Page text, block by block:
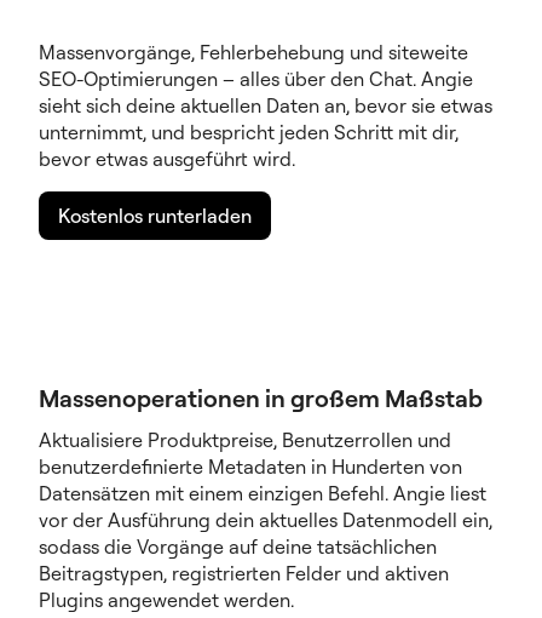
Massenvorgänge, Fehlerbehebung und siteweite
SEO-Optimierungen – alles über den Chat. Angie
sieht sich deine aktuellen Daten an, bevor sie etwas
unternimmt, und bespricht jeden Schritt mit dir,
bevor etwas ausgeführt wird.
Kostenlos runterladen
Massenoperationen in großem Maßstab
Aktualisiere Produktpreise, Benutzerrollen und
benutzerdefinierte Metadaten in Hunderten von
Datensätzen mit einem einzigen Befehl. Angie liest
vor der Ausführung dein aktuelles Datenmodell ein,
sodass die Vorgänge auf deine tatsächlichen
Beitragstypen, registrierten Felder und aktiven
Plugins angewendet werden.